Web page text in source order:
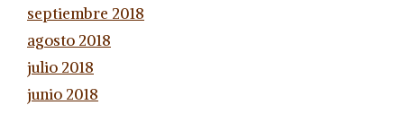
septiembre 2018
agosto 2018
julio 2018
junio 2018